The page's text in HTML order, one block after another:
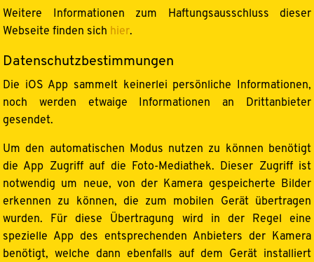
Weitere Informationen zum Haftungsausschluss dieser
Webseite finden sich hier.
Datenschutzbestimmungen
Die iOS App sammelt keinerlei persönliche Informationen,
noch werden etwaige Informationen an Drittanbieter
gesendet.
Um den automatischen Modus nutzen zu können benötigt
die App Zugriff auf die Foto-Mediathek. Dieser Zugriff ist
notwendig um neue, von der Kamera gespeicherte Bilder
erkennen zu können, die zum mobilen Gerät übertragen
wurden. Für diese Übertragung wird in der Regel eine
spezielle App des entsprechenden Anbieters der Kamera
benötigt, welche dann ebenfalls auf dem Gerät installiert